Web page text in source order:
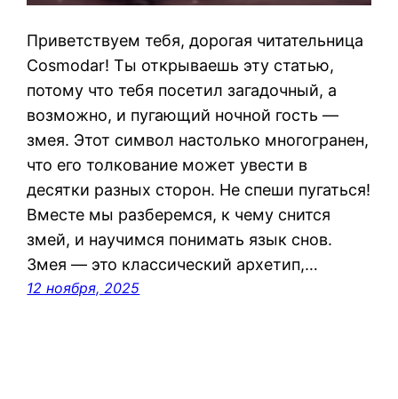
Приветствуем тебя, дорогая читательница
Cosmodar! Ты открываешь эту статью,
потому что тебя посетил загадочный, а
возможно, и пугающий ночной гость —
змея. Этот символ настолько многогранен,
что его толкование может увести в
десятки разных сторон. Не спеши пугаться!
Вместе мы разберемся, к чему снится
змей, и научимся понимать язык снов.
Змея — это классический архетип,…
12 ноября, 2025